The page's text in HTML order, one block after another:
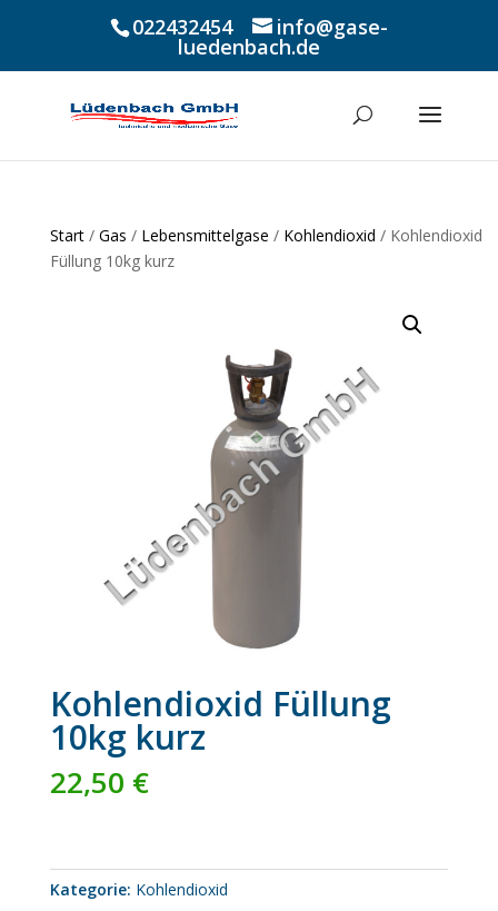
022432454 info@gase-
luedenbach.de
Start/ Gas / Lebensmittelgase / Kohlendioxid / Kohlendioxid
Füllung 10kg kurz
Kohlendioxid Füllung
10kg kurz
22,50 €
Kategorie: Kohlendioxid